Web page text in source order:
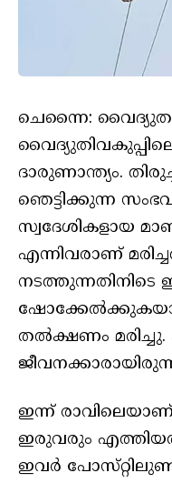
ചെന്നൈ:
ദാരുണാന്ത്യം.
ഞെട്ടിക്കുന്ന
സ്വദേശികളായ
എന്നിവരാണ്
നടത്തുന്നതിനിടെ
തൽക്ഷണം മരിച്ചു.
ഇന്ന് രാവിലെയാണ്
ഇരുവരും
ഇവർ